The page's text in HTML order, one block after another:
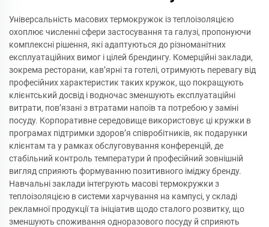
Універсальність масових термокружок із теплоізоляцією
охоплює численні сфери застосування та галузі, пропонуючи
комплексні рішення, які адаптуються до різноманітних
експлуатаційних вимог і цілей брендингу. Комерційні заклади,
зокрема ресторани, кав’ярні та готелі, отримують перевагу від
професійних характеристик таких кружок, що покращують
клієнтський досвід і водночас зменшують експлуатаційні
витрати, пов’язані з втратами напоїв та потребою у заміні
посуду. Корпоративне середовище використовує ці кружки в
програмах підтримки здоров’я співробітників, як подарунки
клієнтам та у рамках обслуговування конференцій, де
стабільний контроль температури й професійний зовнішній
вигляд сприяють формуванню позитивного іміджу бренду.
Навчальні заклади інтегрують масові термокружки з
теплоізоляцією в системи харчування на кампусі, у складі
рекламної продукції та ініціатив щодо сталого розвитку, що
зменшують споживання одноразового посуду й сприяють